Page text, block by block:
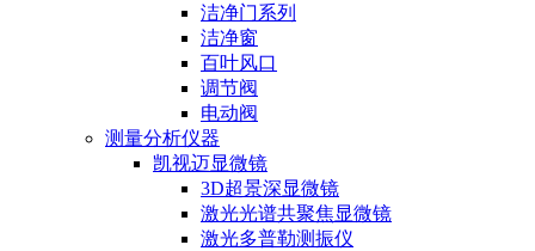
洁净门系列
洁净窗
百叶风口
调节阀
电动阀
测量分析仪器
凯视迈显微镜
3D超景深显微镜
激光光谱共聚焦显微镜
激光多普勒测振仪